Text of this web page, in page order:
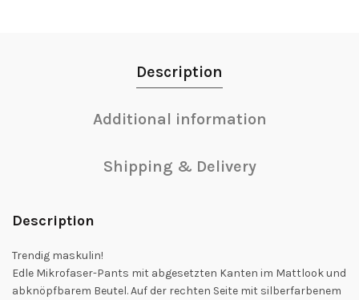
Description
Additional information
Shipping & Delivery
Description
Trendig maskulin!
Edle Mikrofaser-Pants mit abgesetzten Kanten im Mattlook und
abknöpfbarem Beutel. Auf der rechten Seite mit silberfarbenem